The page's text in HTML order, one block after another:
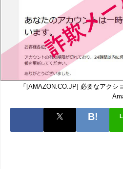
「[AMAZON.CO.JP] 必要なアクシ